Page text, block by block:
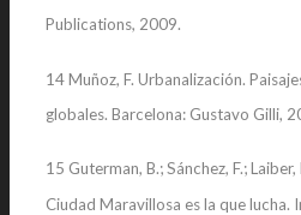
Publications, 2009.
14 Muñoz, F. Urbanalización.
globales. Barcelona: Gustavo Gilli,
15 Guterman, B.; Sánchez, F.;
Ciudad Maravillosa es la que lucha.